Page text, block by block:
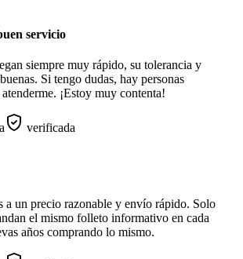
servicio
siempre muy rápido, su tolerancia y
Si tengo dudas, hay personas
¡Estoy muy contenta!
verificada
a un precio razonable y envío rápido. Solo
el mismo folleto informativo en cada
años comprando lo mismo.